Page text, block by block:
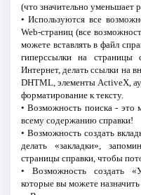
(что значительно уменьшает
• Используются все
Web-страниц (все
можете вставлять в файл
гиперссылки на
Интернет, делать ссылки на
DHTML, элементы ActiveX,
форматирование к тексту.
• Возможность поиска - это
всему содержанию справки!
• Возможность создать
делать «закладки»,
страницы справки, чтобы
• Возможность создать
которые вы можете